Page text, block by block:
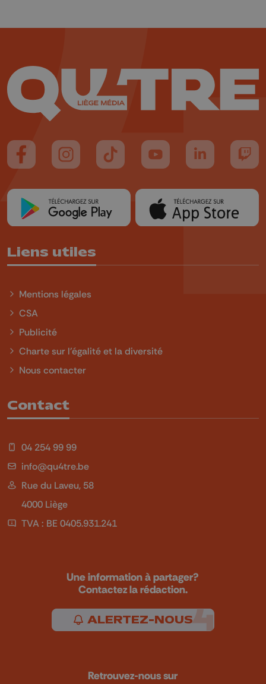
Suivez-nous sur FaceBook
Suivez-nous sur Instagram
Suivez-nous sur TikTok
Suivez-nous sur YouTube
Suivez-nous
Liens utiles
Mentions légales
CSA
Publicité
Charte sur l'égalité et la diversité
Nous contacter
Contact
04 254 99 99
info@qu4tre.be
Rue du Laveu, 58
4000 Liège
TVA : BE 0405.931.241
Une information à partager?
Contactez la rédaction.
ALERTEZ-NOUS
Retrouvez-nous sur